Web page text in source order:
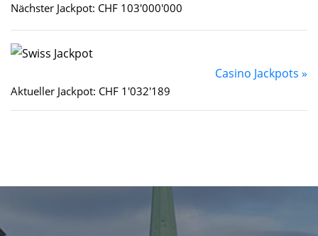
Nächster Jackpot: CHF 103'000'000
Casino Jackpots »
Aktueller Jackpot: CHF 1'032'189